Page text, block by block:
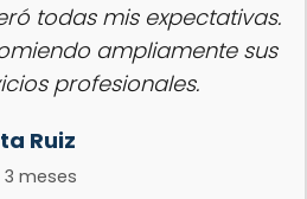
todas mis expectativas.
ampliamente sus
profesionales.
Ruiz
meses